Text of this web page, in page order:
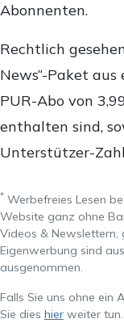
Abonnenten.
Rechtlich
News“-Paket
PUR-Abo von
enthalten sind,
Unterstützer-
* Werbefreies Lesen
Website ganz ohne
Videos & Newslettern,
Eigenwerbung sind
ausgenommen.
Falls Sie uns ohne ein
Sie dies hier weiter tun.